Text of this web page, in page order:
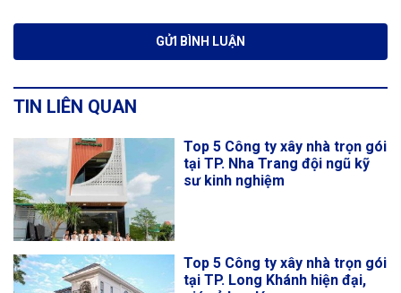
TIN LIÊN QUAN
Top 5 Công ty xây nhà trọn gói
tại TP. Nha Trang đội ngũ kỹ
sư kinh nghiệm
Top 5 Công ty xây nhà trọn gói
tại TP. Long Khánh hiện đại,